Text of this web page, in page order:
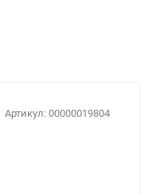
Артикул: 00000019804